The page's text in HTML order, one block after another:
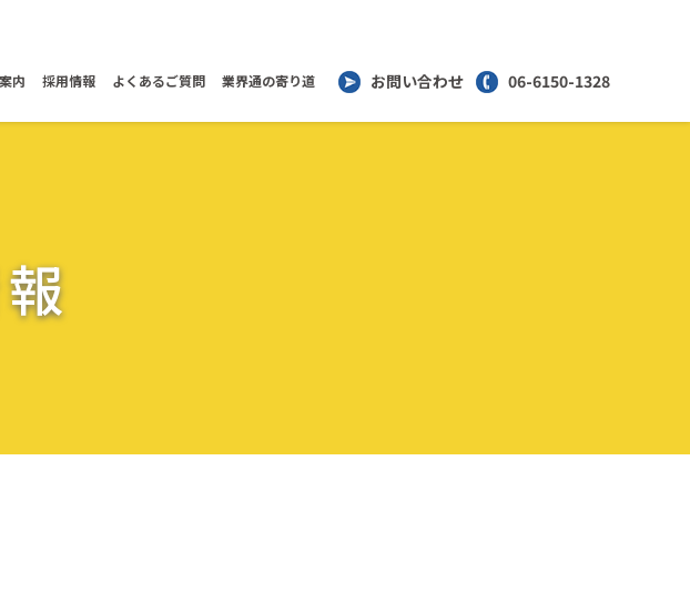
内 採用情報 よくあるご質問 業界通の寄り道 お問い合わせ 06-6150-1328